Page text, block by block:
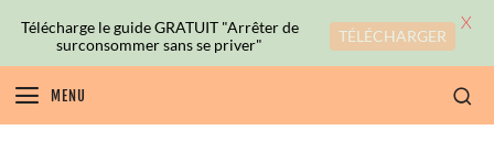
MENU
Télécharge le guide GRATUIT "Arrêter de
surconsommer sans se priver"
TÉLÉCHARGER
X